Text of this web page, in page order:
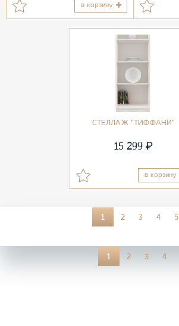
в корзину
СТЕЛЛАЖ "ТИФФАНИ"
15 299 ₽
в корзину
1 2 3 4 5
1 2 3 4